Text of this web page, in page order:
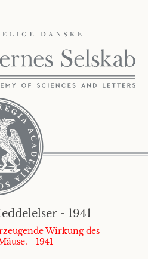
- 1941
Wirkung des
- 1941